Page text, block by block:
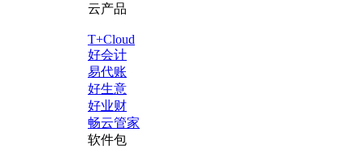
云产品
T+Cloud
好会计
易代账
好生意
好业财
畅云管家
软件包